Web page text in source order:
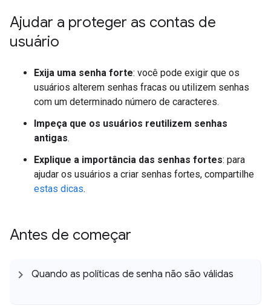
Ajudar a proteger as contas de
usuário
Exija uma senha forte: você pode exigir que os
usuários alterem senhas fracas ou utilizem senhas
com um determinado número de caracteres.
Impeça que os usuários reutilizem senhas
antigas.
Explique a importância das senhas fortes: para
ajudar os usuários a criar senhas fortes, compartilhe
estas dicas.
Antes de começar
Quando as políticas de senha não são válidas